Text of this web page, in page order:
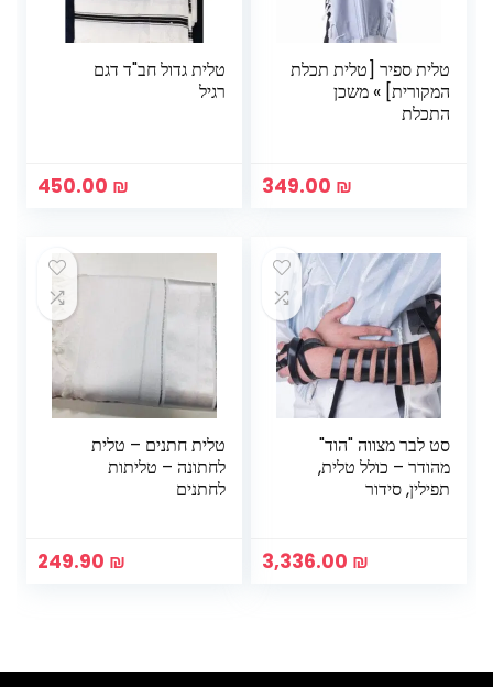
טלית ספיר [טלית תכלת
המקורית] » משכן
התכלת
349.00 ₪
טלית גדול חב"ד דגם
רגיל
450.00 ₪
סט לבר מצווה "הוד"
מהודר – כולל טלית,
תפילין, סידור
3,336.00 ₪
טלית חתנים – טלית
לחתונה – טליתות
לחתנים
249.90 ₪